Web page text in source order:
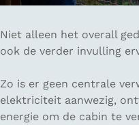
Niet alleen het overall
ook de verder invulling
Zo is er geen centrale
elektriciteit aanwezig,
energie om de cabin te